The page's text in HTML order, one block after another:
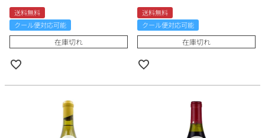
送料無料
クール便対応可能
在庫切れ
送料無料
クール便対応可能
在庫切れ